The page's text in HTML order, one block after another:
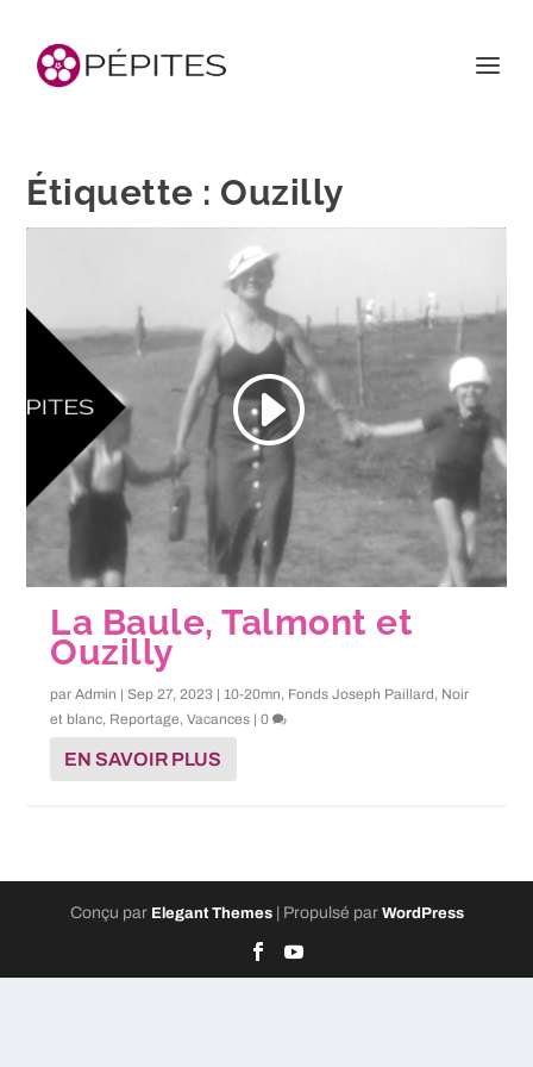
Étiquette : Ouzilly
La Baule, Talmont et
Ouzilly
parAdmin |Sep 27, 2023 |10-20mn, Fonds Joseph Paillard, Noir
et blanc, Reportage,Vacances |0
EN SAVOIR PLUS
Conçu par Elegant Themes| Propulsé par WordPress